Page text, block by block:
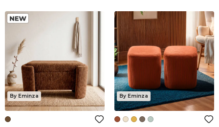
By Eminza By Eminza